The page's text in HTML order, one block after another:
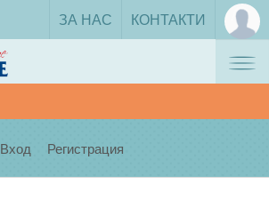
ЗА НАС КОНТАКТИ
Вход Регистрация